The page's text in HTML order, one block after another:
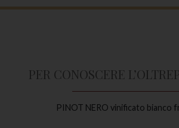
PER CONOSCERE
PINOT NERO vinificato bianco